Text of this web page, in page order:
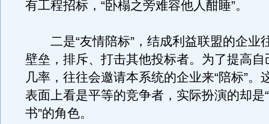
有工程招标，“卧榻之旁难容他人酣睡”。
二是“友情陪标”，结成利益联盟的企业
壁垒，排斥、打击其他投标者。为了提高自
几率，往往会邀请本系统的企业来“陪标”。
表面上看是平等的竞争者，实际扮演的却是
书”的角色。